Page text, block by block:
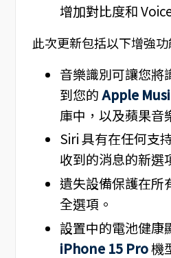
增加對比度和
此次更新包括以下增強功
音樂識別可讓您將
到您的Apple
庫中，以及蘋果音
Siri 具有在任何支
收到的消息的新選
遺失設備保護在所
全選項。
設置中的電池健康
iPhone 15 Pro機